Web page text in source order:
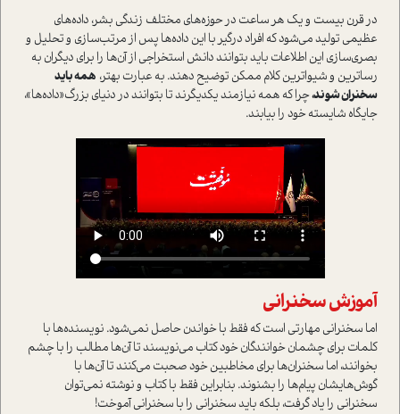
در قرن بيست و يک هر ساعت در حوزه‌هاي مختلف زندگي بشر، داده‌هاي
عظيمي توليد مي‌شود که افراد درگير با اين داده‌ها پس از مرتب‌سازي و تحليل و
بصري‌سازي اين اطلاعات بايد بتوانند دانش استخراجي از آن‌ها را براي ديگران به
رساترين و شيواترين کلام ممکن توضيح دهند. به عبارت بهتر، همه بايد
سخنران شوند،چرا که همه نيازمند يکديگرند تا بتوانند در دنياي بزرگ«داده‌ها»،
جايگاه شايسته خود را بيابند.
آموزش سخنراني
اما سخنراني مهارتي است که فقط با خواندن حاصل نمي‌شود. نويسنده‌ها با
کلمات براي چشمان خوانندگان خود کتاب مي‌نويسند تا آن‌ها مطالب را با چشم
بخوانند، اما سخنران‌ها براي مخاطبين خود صحبت مي‌کنند تا آن‌ها با
گوش‌هايشان پيام‌ها را بشنوند. بنابراين فقط با کتاب و نوشته نمي‌توان
سخنراني را ياد گرفت، بلکه بايد سخنراني را با سخنراني آموخت!